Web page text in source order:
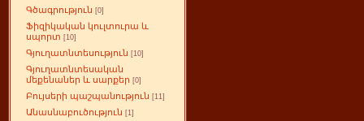
Գծագրություն [0]
Ֆիզիկական կուլտուրա և
սպորտ [10]
Գյուղատնտեսություն [10]
Գյուղատնտեսական
մեքենաներ և սարքեր [0]
Բույսերի պաշպանություն [11]
Անասնաբուծություն [1]